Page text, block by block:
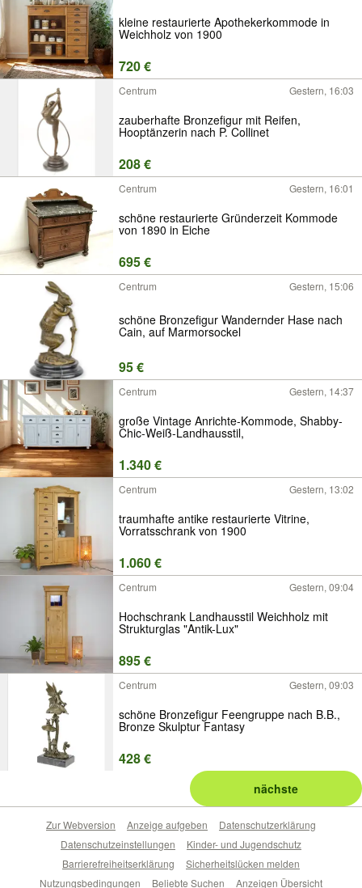
kleine restaurierte Apothekerkommode in
Weichholz von 1900
720 €
Centrum Gestern, 16:03
zauberhafte Bronzefigur mit Reifen,
Hooptänzerin nach P. Collinet
208 €
Centrum Gestern, 16:01
schöne restaurierte Gründerzeit Kommode
von 1890 in Eiche
695 €
Centrum Gestern, 15:06
schöne Bronzefigur Wandernder Hase nach
Cain, auf Marmorsockel
95 €
Centrum Gestern, 14:37
große Vintage Anrichte-Kommode, Shabby-
Chic-Weiß-Landhausstil,
1.340 €
Centrum Gestern, 13:02
traumhafte antike restaurierte Vitrine,
Vorratsschrank von 1900
1.060 €
Centrum Gestern, 09:04
Hochschrank Landhausstil Weichholz mit
Strukturglas "Antik-Lux"
895 €
Centrum Gestern, 09:03
schöne Bronzefigur Feengruppe nach B.B.,
Bronze Skulptur Fantasy
428 €
nächste
Zur Webversion Anzeige aufgeben
Datenschutzerklärung
Datenschutzeinstellungen
Kinder- und Jugendschutz
Barrierefreiheitserklärung
Sicherheitslücken melden
Nutzungsbedingungen
Beliebte Suchen Anzeigen Übersicht